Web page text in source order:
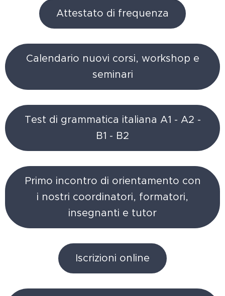
Attestato di frequenza
Calendario nuovi corsi, workshop e
seminari
Test di grammatica italiana A1 - A2 -
B1 - B2
Primo incontro di orientamento con
i nostri coordinatori, formatori,
insegnanti e tutor
Iscrizioni online